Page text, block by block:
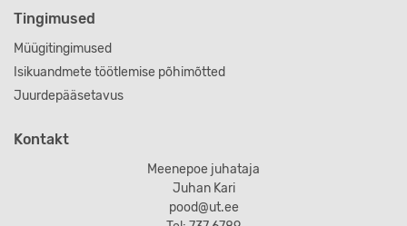
Tingimused
Müügitingimused
Isikuandmete töötlemise põhimõtted
Juurdepääsetavus
Kontakt
Meenepoe juhataja
Juhan Kari
pood@ut.ee